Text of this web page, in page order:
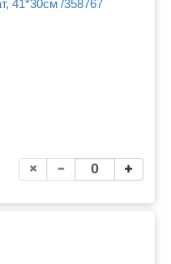
41*30см /358767